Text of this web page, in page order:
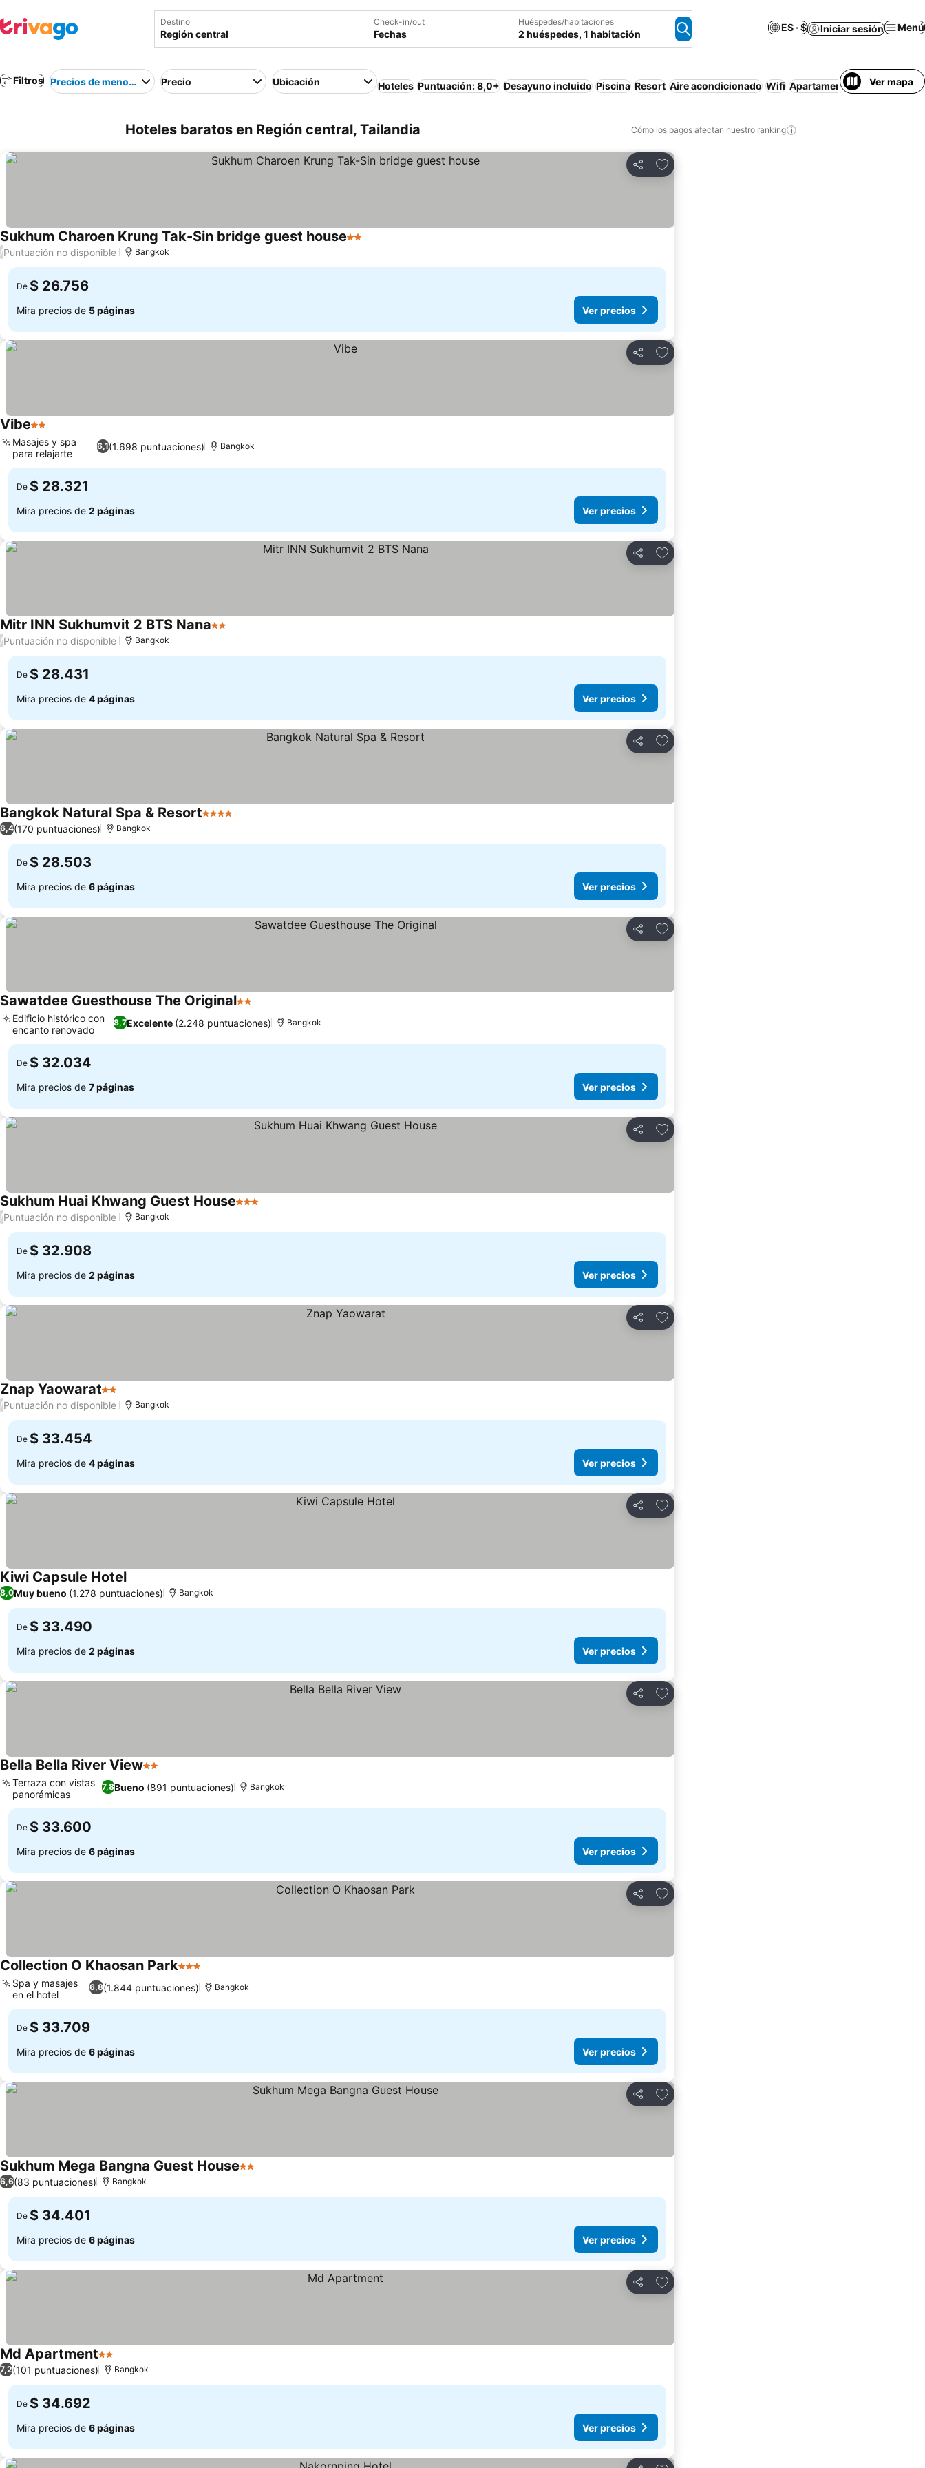
Destino Check-in/out
Fechas
Huéspedes/habitaciones
2 huéspedes, 1 habitación
ES · $ Iniciar sesión Menú
Filtros Precios de menor a mayorPrecio Ubicación Hoteles Puntuación: 8,0+ Desayuno incluido Piscina Resort Aire acondicionado Wifi Apartamento amueblado
Ver mapa
Hoteles baratos en Región central, Tailandia Cómo los pagos afectan nuestro ranking
Compartir
Agregar a favoritos
Sukhum Charoen Krung Tak-Sin bridge guest house2 Estrellas
/Puntuación no disponible Bangkok
De $ 26.756
Mira precios de 5 páginas Ver precios
Compartir
Agregar a favoritos
Vibe2 Estrellas
6,1(1.698 puntuaciones)
Masajes y spa
para relajarte
Bangkok
De $ 28.321
Mira precios de 2 páginas Ver precios
Compartir
Agregar a favoritos
Mitr INN Sukhumvit 2 BTS Nana2 Estrellas
/Puntuación no disponible Bangkok
De $ 28.431
Mira precios de 4 páginas Ver precios
Compartir
Agregar a favoritos
Bangkok Natural Spa & Resort4 Estrellas
6,4(170 puntuaciones) Bangkok
De $ 28.503
Mira precios de 6 páginas Ver precios
Compartir
Agregar a favoritos
Sawatdee Guesthouse The Original2 Estrellas
8,7Excelente (2.248 puntuaciones)
Edificio histórico con
encanto renovado
Bangkok
De $ 32.034
Mira precios de 7 páginas Ver precios
Compartir
Agregar a favoritos
Sukhum Huai Khwang Guest House3 Estrellas
/Puntuación no disponible Bangkok
De $ 32.908
Mira precios de 2 páginas Ver precios
Compartir
Agregar a favoritos
Znap Yaowarat2 Estrellas
/Puntuación no disponible Bangkok
De $ 33.454
Mira precios de 4 páginas Ver precios
Compartir
Agregar a favoritos
Kiwi Capsule Hotel
8,0Muy bueno (1.278 puntuaciones) Bangkok
De $ 33.490
Mira precios de 2 páginas Ver precios
Compartir
Agregar a favoritos
Bella Bella River View2 Estrellas
7,8Bueno (891 puntuaciones)
Terraza con vistas
panorámicas
Bangkok
De $ 33.600
Mira precios de 6 páginas Ver precios
Compartir
Agregar a favoritos
Collection O Khaosan Park3 Estrellas
6,8(1.844 puntuaciones)
Spa y masajes
en el hotel
Bangkok
De $ 33.709
Mira precios de 6 páginas Ver precios
Compartir
Agregar a favoritos
Sukhum Mega Bangna Guest House2 Estrellas
6,6(83 puntuaciones) Bangkok
De $ 34.401
Mira precios de 6 páginas Ver precios
Compartir
Agregar a favoritos
Md Apartment2 Estrellas
7,2(101 puntuaciones) Bangkok
De $ 34.692
Mira precios de 6 páginas Ver precios